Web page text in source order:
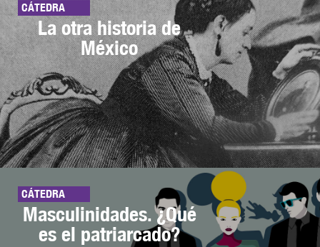
CÁTEDRA
La otra historia de
México
CÁTEDRA
Masculinidades. ¿Qué
es el patriarcado?